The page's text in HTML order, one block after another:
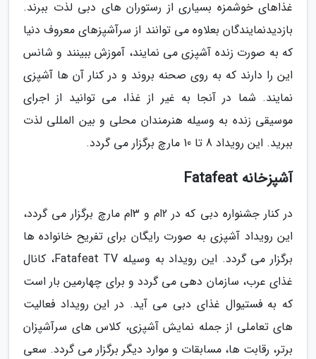
غذاهای خوشمزه بسیاری از رستوران های دبی لذت ببرند.
بازدیدنمایندگان بعلاوه می توانند از سرآشپزهای معروف دنیا
که به صورت زنده آشپزی می نمایند، آموزش ببینند و شانس
این را دارند که به روی صحنه بروند و در کنار آن ها آشپزی
نمایند. شما در آنجا به غیر از غذا، می توانید از اجرای
موسیقی زنده به وسیله هنرمندان محلی و بین المللی لذت
ببرید. این رویداد 8 تا 10 مارچ برگزار می گردد.
آشپزخانه Fatafeat
در کنار جشنواره دبی که در 2ام و 3ام مارچ برگزار می گردد،
این رویداد آشپزی به صورت رایگان برای تفریح خانواده ها
برگزار می گردد. این رویداد به وسیله Fatafeat TV، کانال
غذای عرب، سازمان دهی می گردد و برای چهارمین بار است
که به فستیوال غذای دبی می آید. در این رویداد فعالیت
های تعاملی از جمله نمایش آشپزی، کلاس های سرآشپزان
برتر، رقابت ها، مسابقات و موارد دیگر برگزار می گردد. سعی